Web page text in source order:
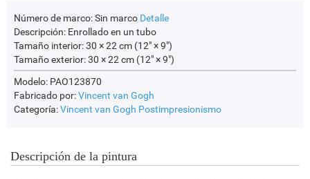
Número de marco:Sin marco Detalle
Descripción: Enrollado en un tubo
Tamaño interior:30 × 22 cm (12" × 9")
Tamaño exterior:30 × 22 cm (12" × 9")
Modelo: PAO123870
Fabricado por:Vincent van Gogh
Categoría:Vincent van Gogh Postimpresionismo
Descripción de la pintura